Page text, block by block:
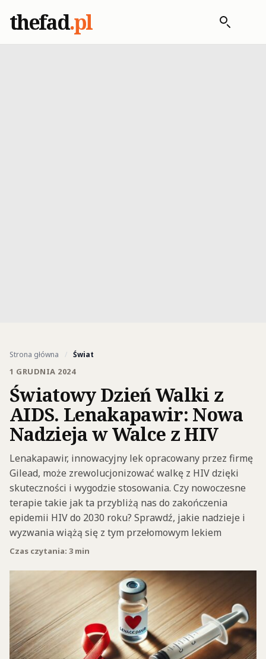
thefad.pl
Strona główna / Świat
1 GRUDNIA 2024
Światowy Dzień Walki z
AIDS. Lenakapawir: Nowa
Nadzieja w Walce z HIV
Lenakapawir, innowacyjny lek opracowany przez firmę
Gilead, może zrewolucjonizować walkę z HIV dzięki
skuteczności i wygodzie stosowania. Czy nowoczesne
terapie takie jak ta przybliżą nas do zakończenia
epidemii HIV do 2030 roku? Sprawdź, jakie nadzieje i
wyzwania wiążą się z tym przełomowym lekiem
Czas czytania: 3 min